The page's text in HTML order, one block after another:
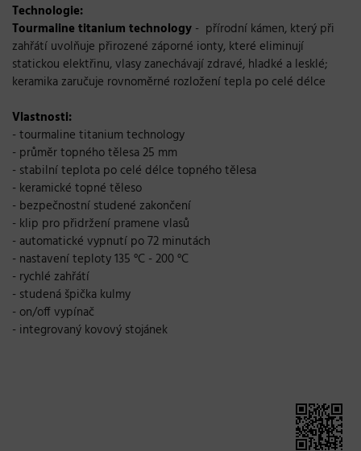
Technologie:
Tourmaline titanium technology - přírodní kámen, který při
zahřátí uvolňuje přirozené záporné ionty, které eliminují
statickou elektřinu, vlasy zanechávají zdravé, hladké a lesklé;
keramika zaručuje rovnoměrné rozložení tepla po celé délce
Vlastnosti:
- tourmaline titanium technology
- průměr topného tělesa 25 mm
- stabilní teplota po celé délce topného tělesa
- keramické topné těleso
- bezpečnostní studené zakončení
- klip pro přidržení pramene vlasů
- automatické vypnutí po 72 minutách
- nastavení teploty 135 °C - 200 °C
- rychlé zahřátí
- studená špička kulmy
- on/off vypínač
- integrovaný kovový stojánek